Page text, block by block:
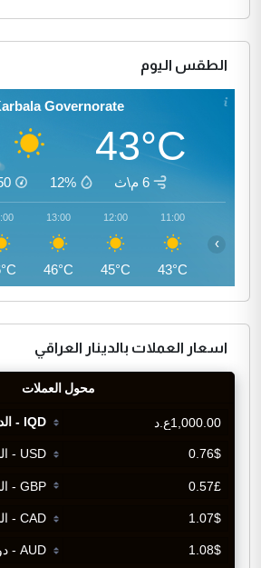
الطقس اليوم
Governorate
43°C
6 م\ث 12%
11:00
43°C
12:00
45°C
13:00
46°C
›
اسعار العملات بالدينار العراقي